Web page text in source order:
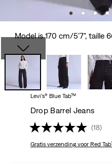
Model is 170 cm/5'7", taille
Levi’s® Blue Tab™
Drop Barrel Jeans
(18)
Gratis verzendingvoor Red